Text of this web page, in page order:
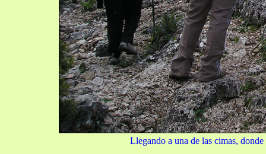
Llegando a una de las cimas,